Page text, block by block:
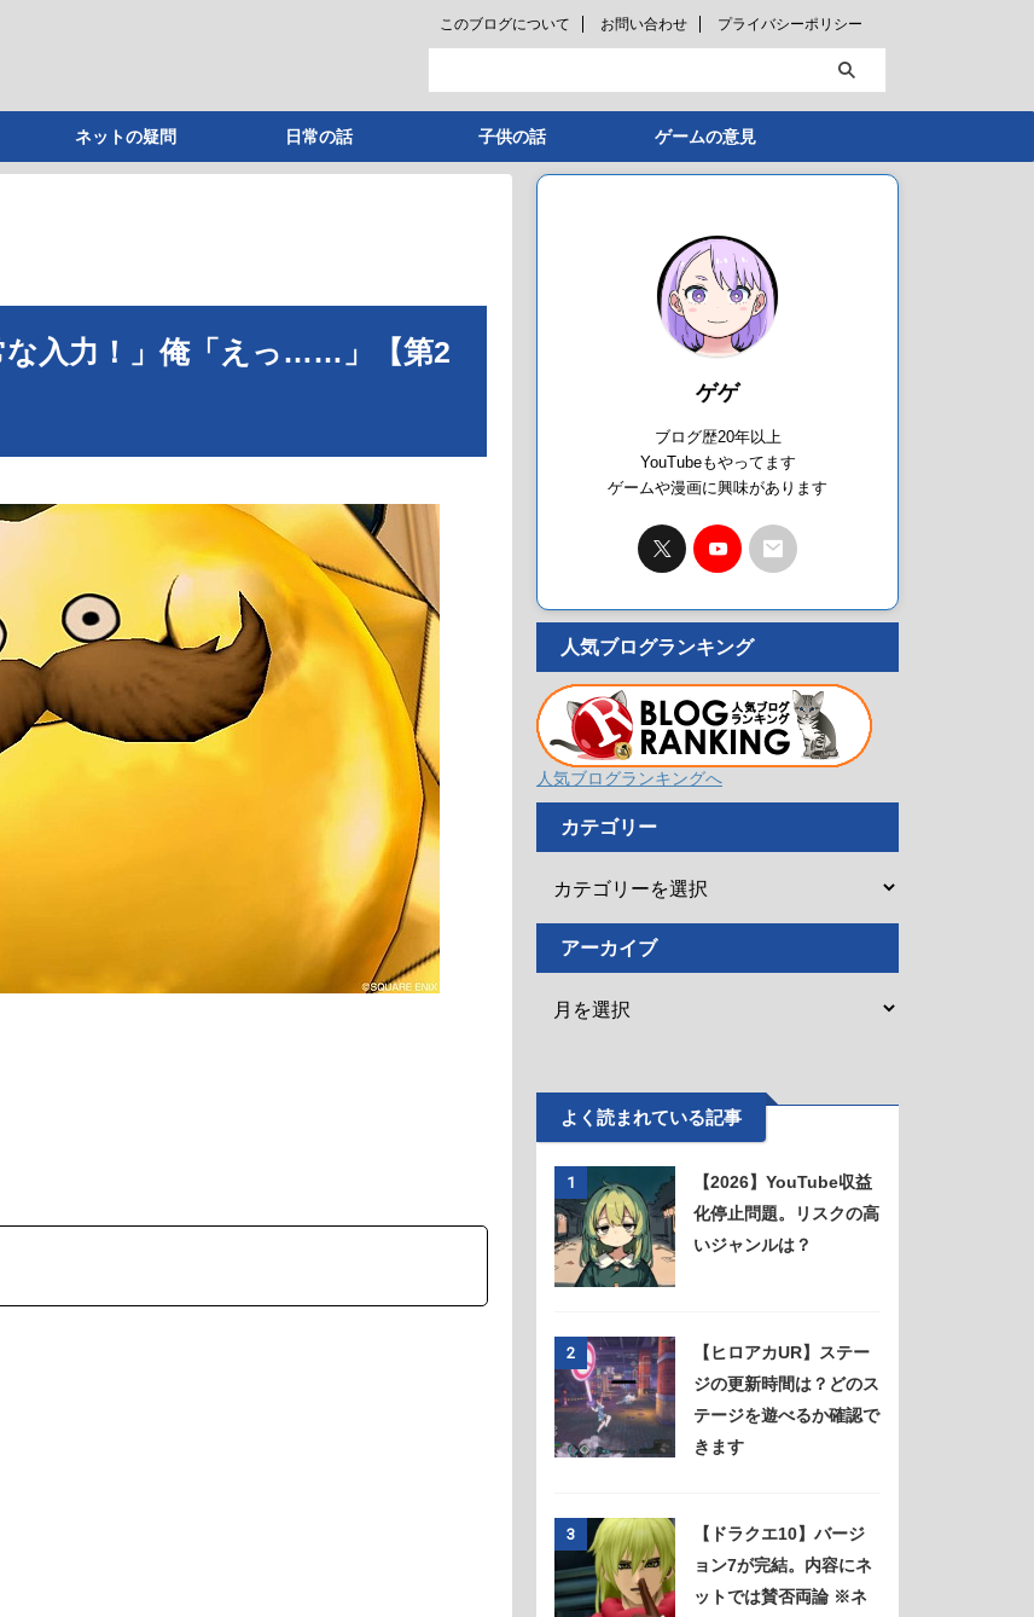
このブログについて お問い合わせ プライバシーポリシー
ネットの疑問 日常の話 子供の話 ゲームの意見
な入力！」俺「えっ……」【第2
ゲゲ
ブログ歴20年以上
YouTubeもやってます
ゲームや漫画に興味があります
人気ブログランキング
人気ブログランキングへ
カテゴリー
アーカイブ
よく読まれている記事
1
【2026】YouTube収益
化停止問題。リスクの高
いジャンルは？
2
【ヒロアカUR】ステー
ジの更新時間は？どのス
テージを遊べるか確認で
きます
3
【ドラクエ10】バージ
ョン7が完結。内容にネ
ットでは賛否両論 ※ネ